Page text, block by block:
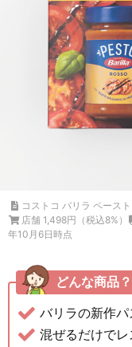
コストコ バリラ ペース
店舗 1,498円（税込8%）
年10月6日時点
どんな商品？
バリラの新作パ
混ぜるだけで